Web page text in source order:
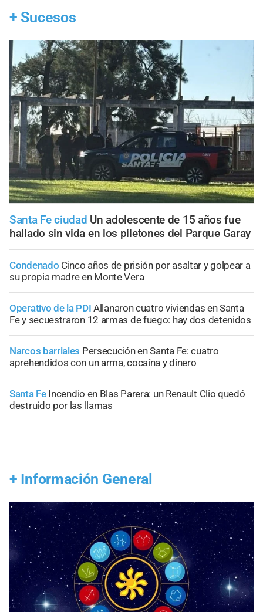
+ Sucesos
Santa Fe ciudad Un adolescente de 15 años fue
hallado sin vida en los piletones del Parque Garay
Condenado Cinco años de prisión por asaltar y golpear a
su propia madre en Monte Vera
Operativo de la PDI Allanaron cuatro viviendas en Santa
Fe y secuestraron 12 armas de fuego: hay dos detenidos
Narcos barriales Persecución en Santa Fe: cuatro
aprehendidos con un arma, cocaína y dinero
Santa Fe Incendio en Blas Parera: un Renault Clio quedó
destruido por las llamas
+ Información General